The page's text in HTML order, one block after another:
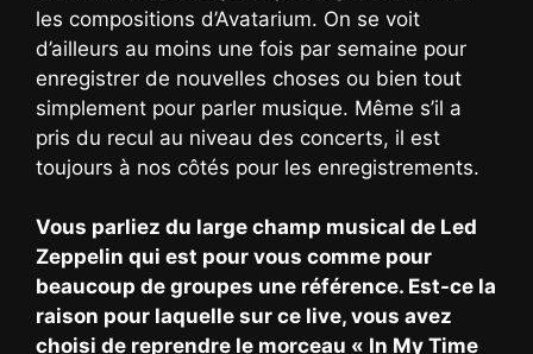
les compositions d’Avatarium. On se voit
d’ailleurs au moins une fois par semaine pour
enregistrer de nouvelles choses ou bien tout
simplement pour parler musique. Même s’il a
pris du recul au niveau des concerts, il est
toujours à nos côtés pour les enregistrements.
Vous parliez du large champ musical de Led
Zeppelin qui est pour vous comme pour
beaucoup de groupes une référence. Est-ce la
raison pour laquelle sur ce live, vous avez
choisi de reprendre le morceau « In My Time